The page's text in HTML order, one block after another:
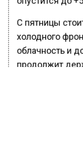
С пятницы
холодного
облачность и
продолжит